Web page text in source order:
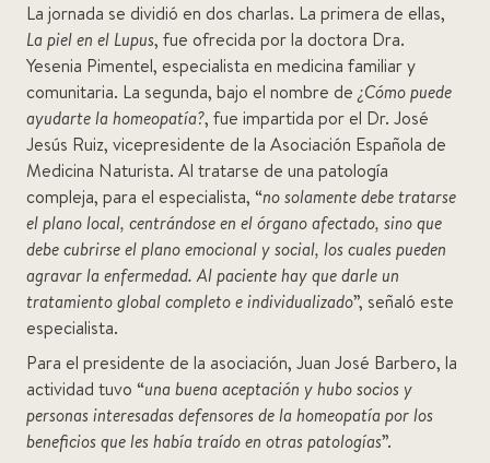
La jornada se dividió en dos charlas. La primera de ellas,
La piel en el Lupus, fue ofrecida por la doctora Dra.
Yesenia Pimentel, especialista en medicina familiar y
comunitaria. La segunda, bajo el nombre de ¿Cómo puede
ayudarte la homeopatía?, fue impartida por el Dr. José
Jesús Ruiz, vicepresidente de la Asociación Española de
Medicina Naturista. Al tratarse de una patología
compleja, para el especialista, “no solamente debe tratarse
el plano local, centrándose en el órgano afectado, sino que
debe cubrirse el plano emocional y social, los cuales pueden
agravar la enfermedad. Al paciente hay que darle un
tratamiento global completo e individualizado”, señaló este
especialista.
Para el presidente de la asociación, Juan José Barbero, la
actividad tuvo “una buena aceptación y hubo socios y
personas interesadas defensores de la homeopatía por los
beneficios que les había traído en otras patologías”.